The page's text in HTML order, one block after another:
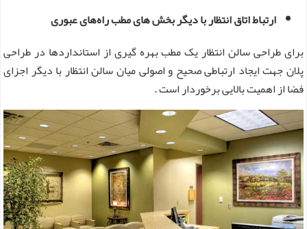
ارتباط اتاق انتظار با دیگر بخش های مطب راه‌های عبوری
برای طراحی سالن انتظار یک مطب بهره گیری از استانداردها در طراحی
پلان جهت ایجاد ارتباطی صحیح و اصولی میان سالن انتظار با دیگر اجزای
فضا از اهمیت بالایی برخوردار است .